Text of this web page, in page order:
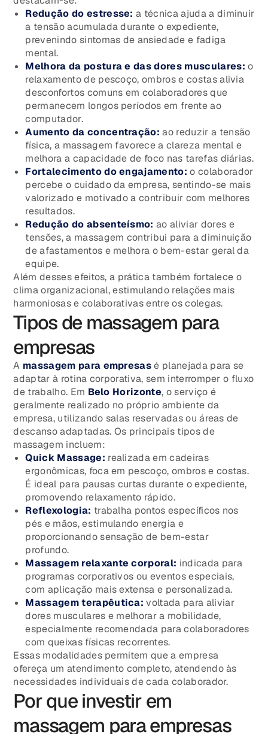
Redução do estresse: a técnica ajuda a diminuir
a tensão acumulada durante o expediente,
prevenindo sintomas de ansiedade e fadiga
mental.
Melhora da postura e das dores musculares: o
relaxamento de pescoço, ombros e costas alivia
desconfortos comuns em colaboradores que
permanecem longos períodos em frente ao
computador.
Aumento da concentração: ao reduzir a tensão
física, a massagem favorece a clareza mental e
melhora a capacidade de foco nas tarefas diárias.
Fortalecimento do engajamento: o colaborador
percebe o cuidado da empresa, sentindo-se mais
valorizado e motivado a contribuir com melhores
resultados.
Redução do absenteísmo: ao aliviar dores e
tensões, a massagem contribui para a diminuição
de afastamentos e melhora o bem-estar geral da
equipe.
Além desses efeitos, a prática também fortalece o
clima organizacional, estimulando relações mais
harmoniosas e colaborativas entre os colegas.
Tipos de massagem para
empresas
A massagem para empresasé planejada para se
adaptar à rotina corporativa, sem interromper o fluxo
de trabalho. Em Belo Horizonte, o serviço é
geralmente realizado no próprio ambiente da
empresa, utilizando salas reservadas ou áreas de
descanso adaptadas. Os principais tipos de
massagem incluem:
Quick Massage: realizada em cadeiras
ergonômicas, foca em pescoço, ombros e costas.
É ideal para pausas curtas durante o expediente,
promovendo relaxamento rápido.
Reflexologia: trabalha pontos específicos nos
pés e mãos, estimulando energia e
proporcionando sensação de bem-estar
profundo.
Massagem relaxante corporal: indicada para
programas corporativos ou eventos especiais,
com aplicação mais extensa e personalizada.
Massagem terapêutica: voltada para aliviar
dores musculares e melhorar a mobilidade,
especialmente recomendada para colaboradores
com queixas físicas recorrentes.
Essas modalidades permitem que a empresa
ofereça um atendimento completo, atendendo às
necessidades individuais de cada colaborador.
Por que investir em
massagem para empresas